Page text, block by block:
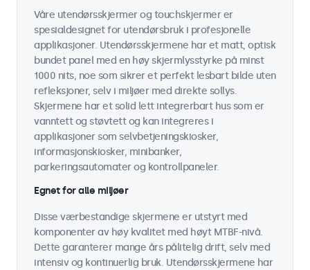
Våre utendørsskjermer og touchskjermer er
spesialdesignet for utendørsbruk i profesjonelle
applikasjoner. Utendørsskjermene har et matt, optisk
bundet panel med en høy skjermlysstyrke på minst
1000 nits, noe som sikrer et perfekt lesbart bilde uten
refleksjoner, selv i miljøer med direkte sollys.
Skjermene har et solid lett integrerbart hus som er
vanntett og støvtett og kan integreres i
applikasjoner som selvbetjeningskiosker,
informasjonskiosker, minibanker,
parkeringsautomater og kontrollpaneler.
Egnet for alle miljøer
Disse værbestandige skjermene er utstyrt med
komponenter av høy kvalitet med høyt MTBF-nivå.
Dette garanterer mange års pålitelig drift, selv med
intensiv og kontinuerlig bruk. Utendørsskjermene har